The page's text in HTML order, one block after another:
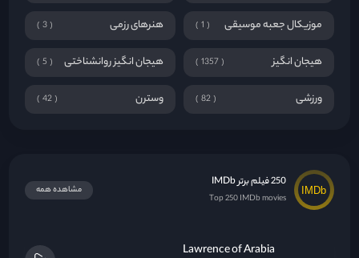
موزیکال جعبه موسیقی 1 هنرهای رزمی 3
هیجان انگیز 1357 هیجان انگیز روانشناختی 5
ورزشی 82 وسترن 42
250 فیلم برتر IMDb
Top 250 IMDb movies
مشاهده همه
Lawrence of Arabia